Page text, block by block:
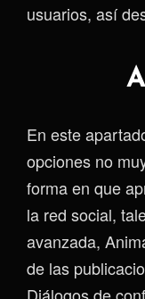
usuarios, así
En este
opciones no
forma en que
la red social,
avanzada,
de las